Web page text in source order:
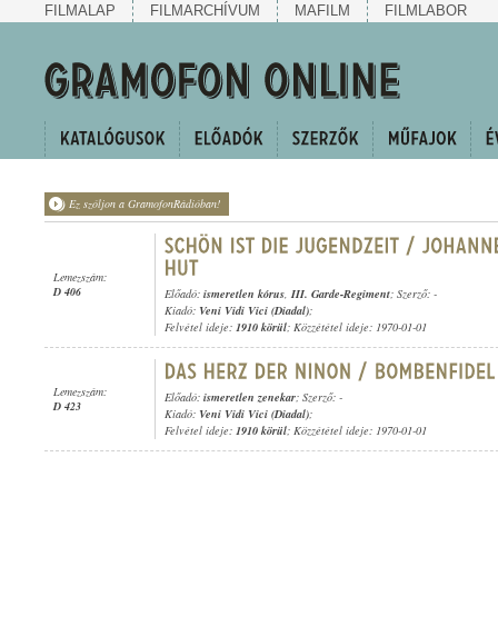
FILMALAP FILMARCHÍVUM MAFILM FILMLABOR
Ez szóljon a GramofonRádióban!
Lemezszám:
D 406
Előadó: ismeretlen kórus, III. Garde-Regiment; Szerző: -
Kiadó: Veni Vidi Vici (Diadal);
Felvétel ideje: 1910 körül; Közzététel ideje: 1970-01-01
Lemezszám:
D 423
Előadó: ismeretlen zenekar; Szerző: -
Kiadó: Veni Vidi Vici (Diadal);
Felvétel ideje: 1910 körül; Közzététel ideje: 1970-01-01